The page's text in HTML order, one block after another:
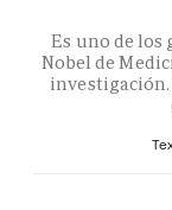
Es uno de
Nobel de
investigación.